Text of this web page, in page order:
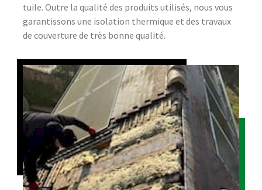
tuile. Outre la qualité des produits utilisés, nous vous
garantissons une isolation thermique et des travaux
de couverture de très bonne qualité.